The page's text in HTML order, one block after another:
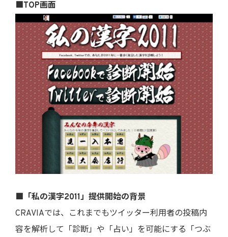
■TOP画面
■「私の漢字2011」提供開始の背景
CRAVIAでは、これまでもツイッター利用者の投稿内
容を解析して「診断」や「占い」を可能にする「つぶ